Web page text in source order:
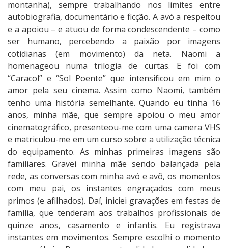
montanha), sempre trabalhando nos limites entre
autobiografia, documentário e ficção. A avó a respeitou
e a apoiou – e atuou de forma condescendente – como
ser humano, percebendo a paixão por imagens
cotidianas (em movimento) da neta. Naomi a
homenageou numa trilogia de curtas. E foi com
“Caracol” e “Sol Poente” que intensificou em mim o
amor pela seu cinema. Assim como Naomi, também
tenho uma história semelhante. Quando eu tinha 16
anos, minha mãe, que sempre apoiou o meu amor
cinematográfico, presenteou-me com uma camera VHS
e matriculou-me em um curso sobre a utilização técnica
do equipamento. As minhas primeiras imagens são
familiares. Gravei minha mãe sendo balançada pela
rede, as conversas com minha avó e avô, os momentos
com meu pai, os instantes engraçados com meus
primos (e afilhados). Daí, iniciei gravações em festas de
família, que tenderam aos trabalhos profissionais de
quinze anos, casamento e infantis. Eu registrava
instantes em movimentos. Sempre escolhi o momento